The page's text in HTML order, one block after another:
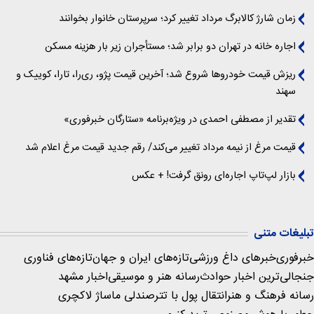
زمان شارژ کالابرگ مرداد تغییر کرد؛ سرپرستان خانوار بخوانند
اجاره خانه در تهران دو برابر شد؛ مستأجران زیر بار هزینه مسکن
ریزش قیمت خودروها شروع شد؛ آخرین قیمت پژو، ری‌را، تارا، کوییک و
سهند
تقدیر از مصطفی احمدی در ویژه‌برنامه «ستارگان خبرفوری»
قیمت مرغ از نیمه مرداد تغییر می‌کند/ رقم جدید قیمت مرغ اعلام شد
بازار لپ‌تاپ اجاره‌ای رونق گرفت! + عکس
تبلیغات متنی
خبرفوریخبرهای داغ ورزشیتازه‌های ایران و جهانتازه‌های فناوری
جنجالی‌ترین اخبار حوادثرسانه هنر و موسیقیاخبار مشهد
رسانه فرهنگ و هنرانتقال پول با تترصندلی ماساژ لاکچری